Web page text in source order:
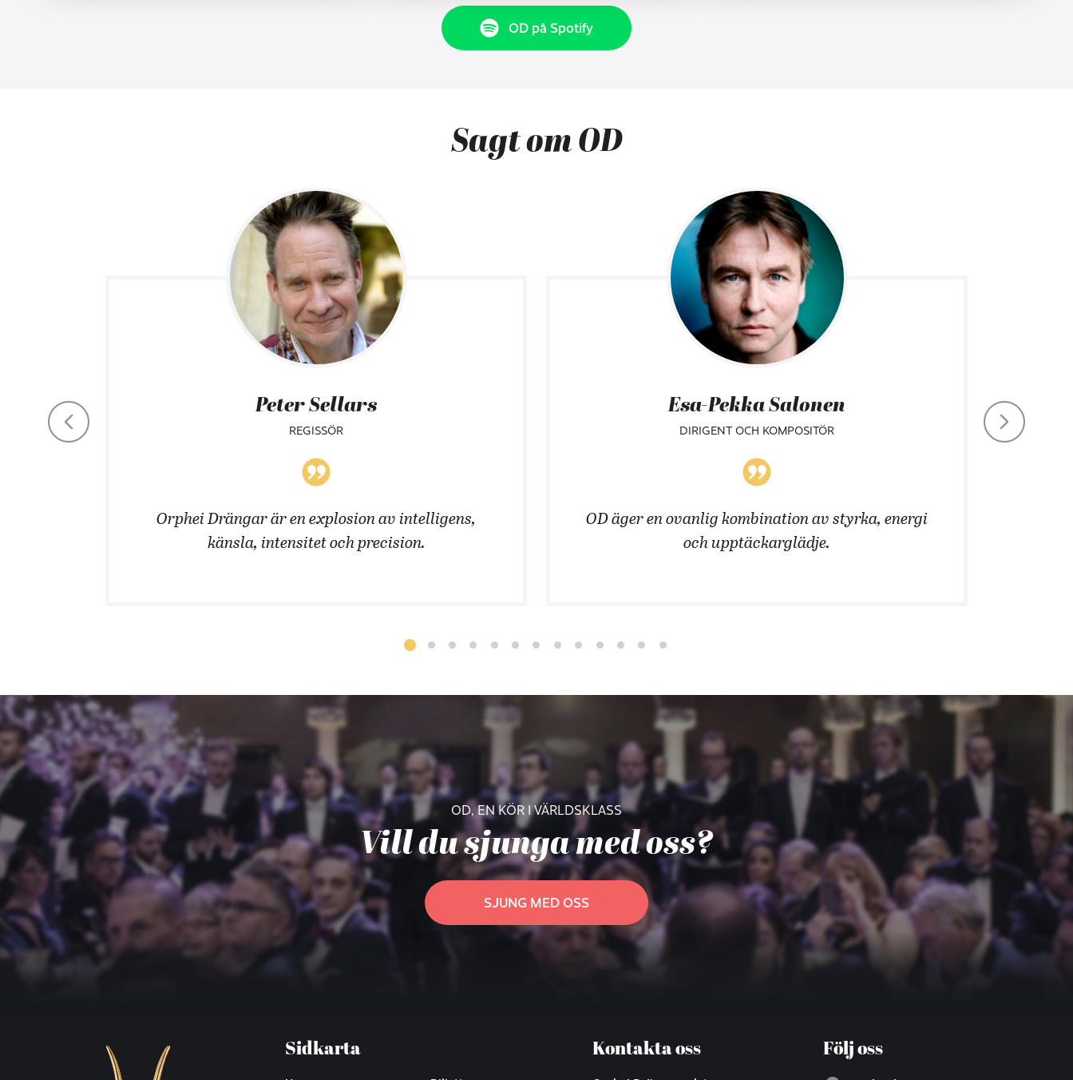
OD på Spotify
Sagt om OD
Peter Sellars
REGISSÖR
Orphei Drängar är en explosion av intelligens,
känsla, intensitet och precision.
Esa-Pekka Salonen
DIRIGENT OCH KOMPOSITÖR
OD äger en ovanlig kombination av styrka, energi
och upptäckarglädje.
OD, EN KÖR I VÄRLDSKLASS
Vill du sjunga med oss?
SJUNG MED OSS
Sidkarta Kontakta oss Följ oss